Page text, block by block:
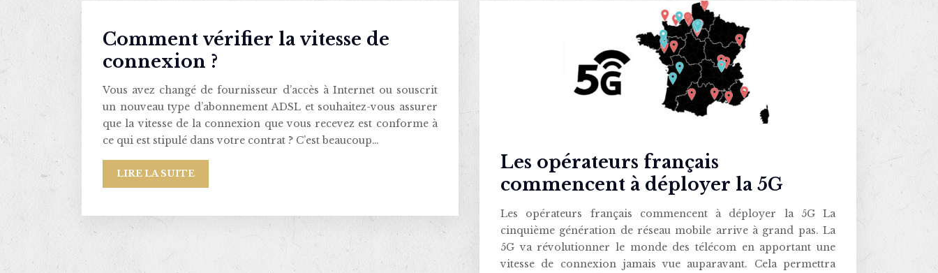
Comment vérifier la vitesse de
connexion ?
Vous avez changé de fournisseur d’accès à Internet ou souscrit
un nouveau type d’abonnement ADSL et souhaitez-vous assurer
que la vitesse de la connexion que vous recevez est conforme à
ce qui est stipulé dans votre contrat ? C’est beaucoup…
LIRE LA SUITE
Les opérateurs français
commencent à déployer la 5G
Les opérateurs français commencent à déployer la 5G La
cinquième génération de réseau mobile arrive à grand pas. La
5G va révolutionner le monde des télécom en apportant une
vitesse de connexion jamais vue auparavant. Cela permettra